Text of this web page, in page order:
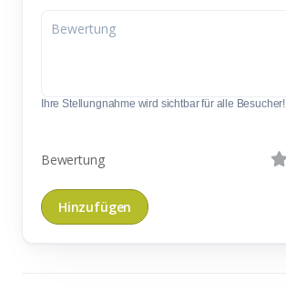
Ihre Stellungnahme wird sichtbar für alle Besucher!
Bewertung